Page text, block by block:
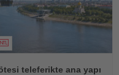
teleferikte ana yapı